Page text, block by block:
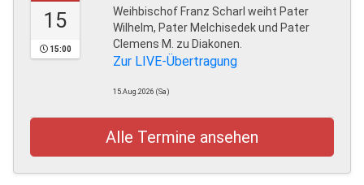
15
15:00
Weihbischof Franz Scharl weiht Pater
Wilhelm, Pater Melchisedek und Pater
Clemens M. zu Diakonen.
Zur LIVE-Übertragung
15.Aug.2026 (Sa)
Alle Termine ansehen